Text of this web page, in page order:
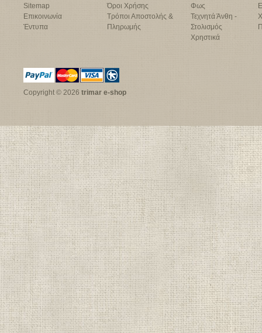
Sitemap
Επικοινωνία
Έντυπα
Όροι Χρήσης
Τρόποι Αποστολής &
Πληρωμής
Φως
Τεχνητά Άνθη -
Στολισμός
Χρηστικά
Copyright © 2026 trimar e-shop